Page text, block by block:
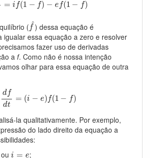
= i f(1 − f) − e f(1 − f)
( ^
f
^) dessa equação é
igualar essa equação a zero e resolver
fazer uso de derivadas
a f. Como não é nossa intenção
olhar para essa equação de outra
df
dt
= (i − e) f(1 − f)
d
la qualitativamente. Por exemplo,
do lado direito da equação a
oui = e
i=e ;